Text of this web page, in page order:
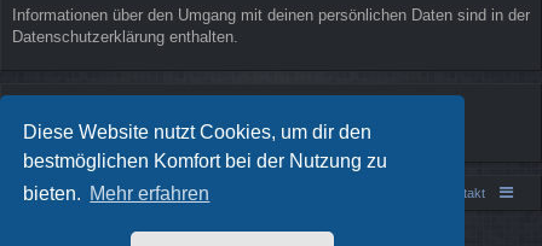
Diese Website nutzt Cookies, um dir den
bestmöglichen Komfort bei der Nutzung zu
bieten. Mehr erfahren
Informationen über den Umgang mit deinen persönlichen Daten sind in der
Datenschutzerklärung enthalten.
Portal Foren-Übersicht Kontakt
Powered byphpBB® Forum Software © phpBB Limited